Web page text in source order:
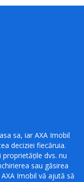
sa, iar AXA Imobil
deciziei fiecăruia.
dvs. nu
sau găsirea
Imobil vă ajută să